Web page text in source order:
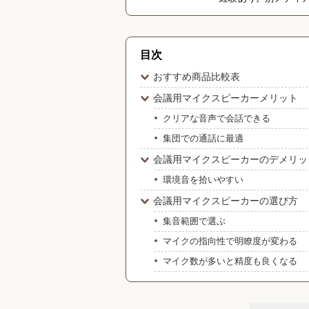
目次
おすすめ商品比較表
会議用マイクスピーカーメリット
クリアな音声で会話できる
集団での通話に最適
会議用マイクスピーカーのデメリ
環境音を拾いやすい
会議用マイクスピーカーの選び方
集音範囲で選ぶ
マイクの指向性で明瞭度が変わる
マイク数が多いと精度も良くなる
接続方法が多いと便利